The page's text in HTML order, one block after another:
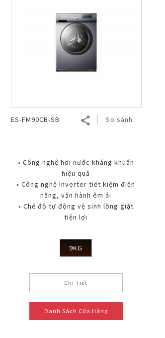
ES-FM90CB-SB So sánh
• Công nghệ hơi nước kháng khuẩn
hiệu quả
• Công nghệ Inverter tiết kiệm điện
năng, vận hành êm ái
• Chế độ tự động vệ sinh lồng giặt
tiện lợi
9KG
Chi Tiết
Danh Sách Cửa Hàng